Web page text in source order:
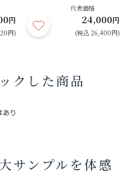
円
円)
代表価格
24,000円
(税込 26,400円)
クした商品
り
サンプルを体感